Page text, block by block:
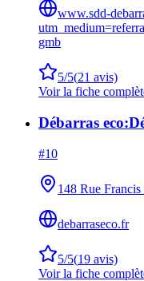
www.sdd-
gmb
5/5(21 avis)
Voir la fiche
Débarras
#10
148 Rue Francis
debarraseco.fr
5/5(19 avis)
Voir la fiche